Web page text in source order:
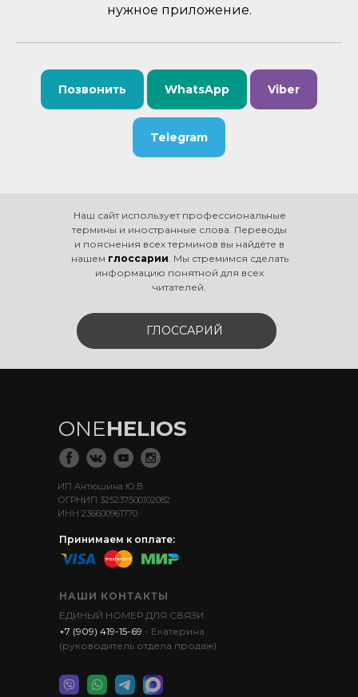
нужное приложение.
Позвонить WhatsApp Viber
Telegram
Наш сайт использует профессиональные
термины и иностранные слова. Переводы
и пояснения всех терминов вы найдёте в
нашем глоссарии. Мы стремимся сделать
информацию понятной для всех
читателей.
ГЛОССАРИЙ
ЕДИНЫЙ НОМЕР ДЛЯ СВЯЗИ
+7 (909) 419-15-69 - Екатерина
(руководитель отдела продаж)
НАШИ КОНТАКТЫ
ИП Антюшина Ю.В.
ОГРНИП 325237500102082
ИНН 236600961770
Принимаем к оплате:
ONEHELIOS